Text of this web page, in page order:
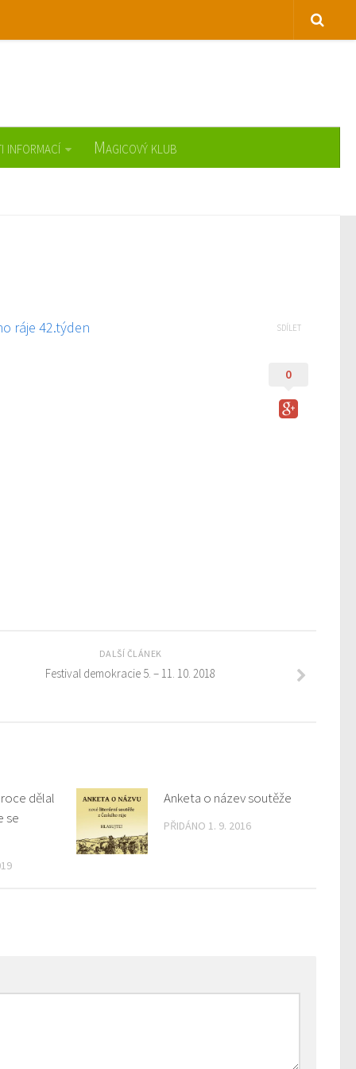
informací Magicový klub
ráje 42.týden SDÍLET
0
DALŠÍ ČLÁNEK
Festival demokracie 5. – 11. 10. 2018
dělal
se
Anketa o název soutěže
PŘIDÁNO 1. 9. 2016